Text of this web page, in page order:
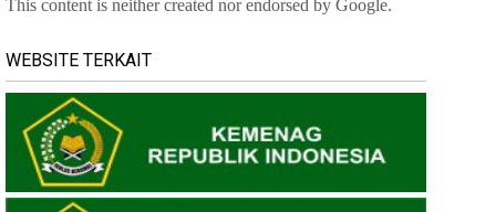
WEBSITE TERKAIT